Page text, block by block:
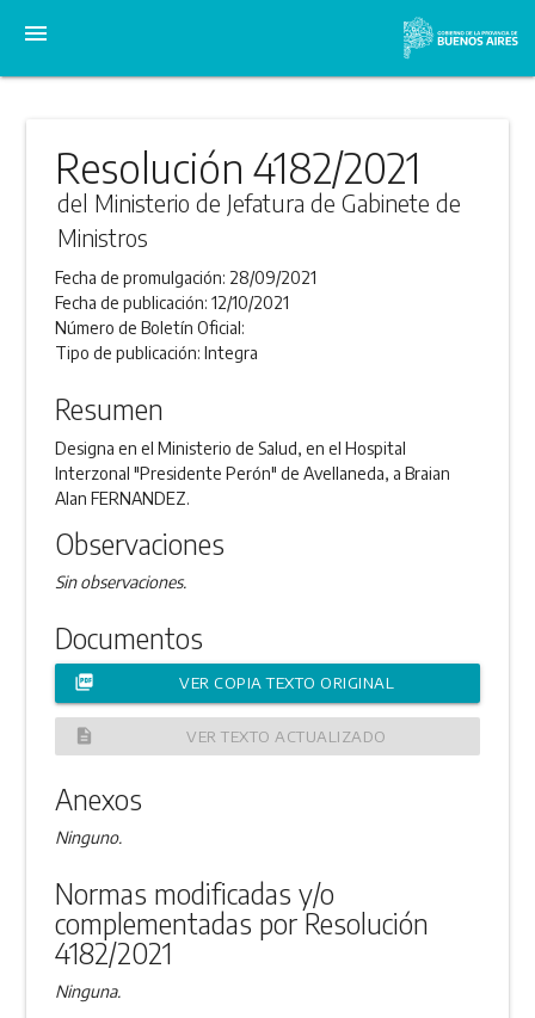
menu
Resolución 4182/2021
del Ministerio de Jefatura de Gabinete de
Ministros
Fecha de promulgación: 28/09/2021
Fecha de publicación:12/10/2021
Número de Boletín Oficial:
Tipo de publicación:Integra
Resumen
Designa en el Ministerio de Salud, en el Hospital
Interzonal "Presidente Perón" de Avellaneda, a Braian
Alan FERNANDEZ.
Observaciones
Sin observaciones.
Documentos
picture_as_pdf VER COPIA TEXTO ORIGINAL
description VER TEXTO ACTUALIZADO
Anexos
Ninguno.
Normas modificadas y/o
complementadas por Resolución
4182/2021
Ninguna.